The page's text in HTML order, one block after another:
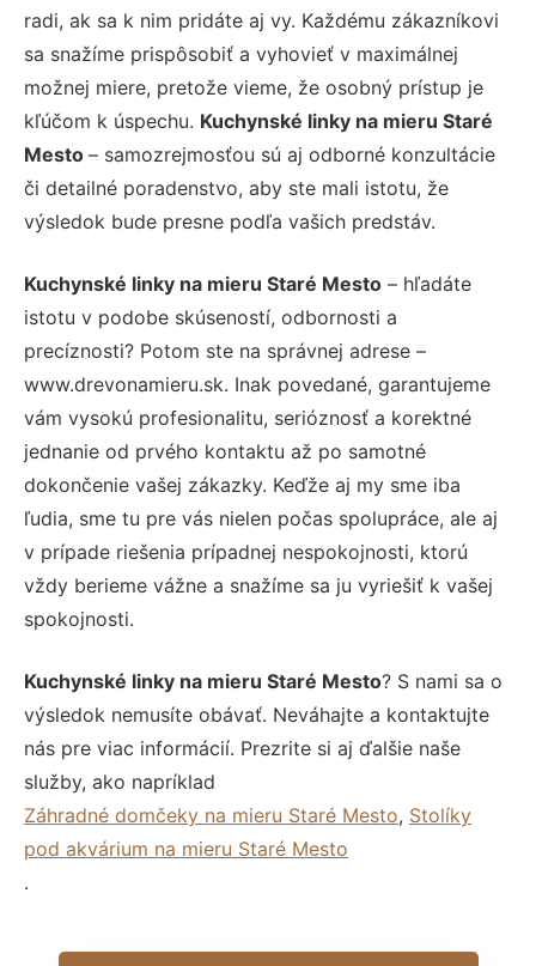
radi, ak sa k nim pridáte aj vy. Každému zákazníkovi
sa snažíme prispôsobiť a vyhovieť v maximálnej
možnej miere, pretože vieme, že osobný prístup je
kľúčom k úspechu. Kuchynské linky na mieru Staré
Mesto – samozrejmosťou sú aj odborné konzultácie
či detailné poradenstvo, aby ste mali istotu, že
výsledok bude presne podľa vašich predstáv.
Kuchynské linky na mieru Staré Mesto – hľadáte
istotu v podobe skúseností, odbornosti a
precíznosti? Potom ste na správnej adrese –
www.drevonamieru.sk. Inak povedané, garantujeme
vám vysokú profesionalitu, serióznosť a korektné
jednanie od prvého kontaktu až po samotné
dokončenie vašej zákazky. Keďže aj my sme iba
ľudia, sme tu pre vás nielen počas spolupráce, ale aj
v prípade riešenia prípadnej nespokojnosti, ktorú
vždy berieme vážne a snažíme sa ju vyriešiť k vašej
spokojnosti.
Kuchynské linky na mieru Staré Mesto? S nami sa o
výsledok nemusíte obávať. Neváhajte a kontaktujte
nás pre viac informácií. Prezrite si aj ďalšie naše
služby, ako napríklad
Záhradné domčeky na mieru Staré Mesto, Stolíky
pod akvárium na mieru Staré Mesto
.